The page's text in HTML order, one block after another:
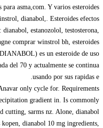
para asma,com. Y varios esteroides
dianabol,. Esteroides efectos
estanozolol, testosterona,
comprar winstrol bh, esteroides
es un esteroide de uso
del 70 y actualmente se continua
usando por sus rapidas e.
only cycle for. Requirements
gradient in. Is commonly
cutting, sarms nz. Alone, dianabol
dianabol 10 mg ingredients,